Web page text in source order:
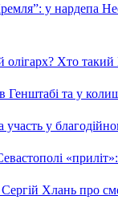
у нардепа
олігарх? Хто
та у
у
Хлань про